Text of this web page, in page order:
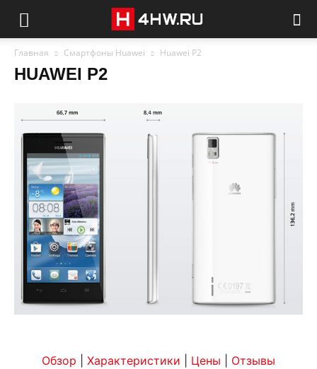
Главная Смартфоны Huawei Huawei P2
HUAWEI P2
Обзор Характеристики Цены Отзывы